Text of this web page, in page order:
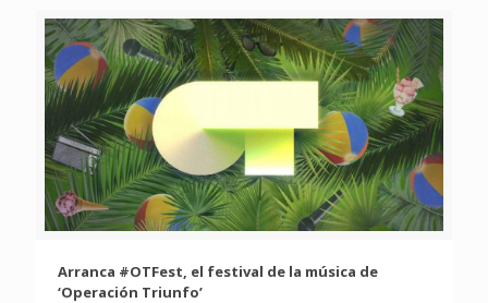
Arranca #OTFest, el festival de la música de
‘Operación Triunfo’